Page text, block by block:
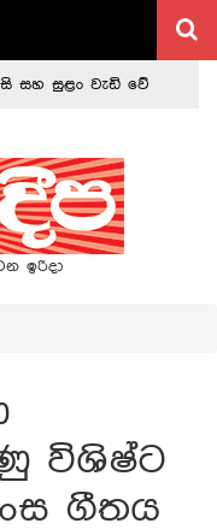
වැඩි වේ | ඩොල්ෆින්
ඉරිදා
විශිෂ්ට
ගීතය